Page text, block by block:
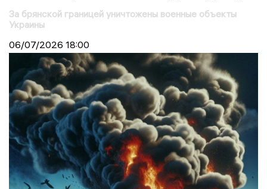
За брянской границей уничтожены военные объекты
Украины
06/07/2026 18:00